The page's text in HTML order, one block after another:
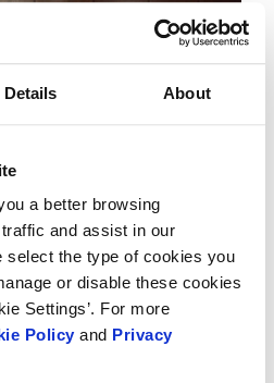
Details About
a better browsing
and assist in our
select the type of cookies you
or disable these cookies
Settings’. For more
Policy and Privacy